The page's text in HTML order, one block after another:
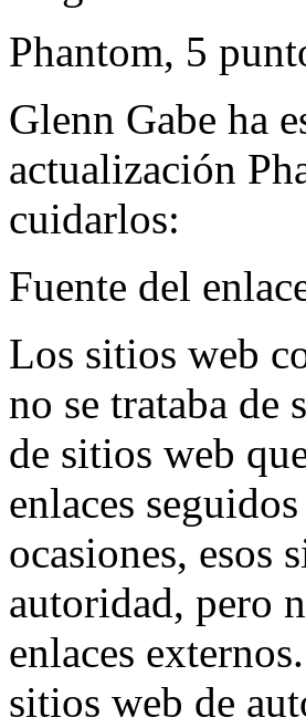
Phantom, 5
Glenn Gabe ha
actualización
cuidarlos:
Fuente del
Los sitios web
no se trataba de
de sitios web
enlaces
ocasiones, esos
autoridad, pero
enlaces
sitios web de